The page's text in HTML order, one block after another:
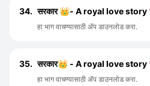
34. सरकार 👑- A royal love story
हा भाग वाचण्यासाठी ॲप डाउनलोड करा.
35. सरकार👑 - A royal love story
हा भाग वाचण्यासाठी ॲप डाउनलोड करा.